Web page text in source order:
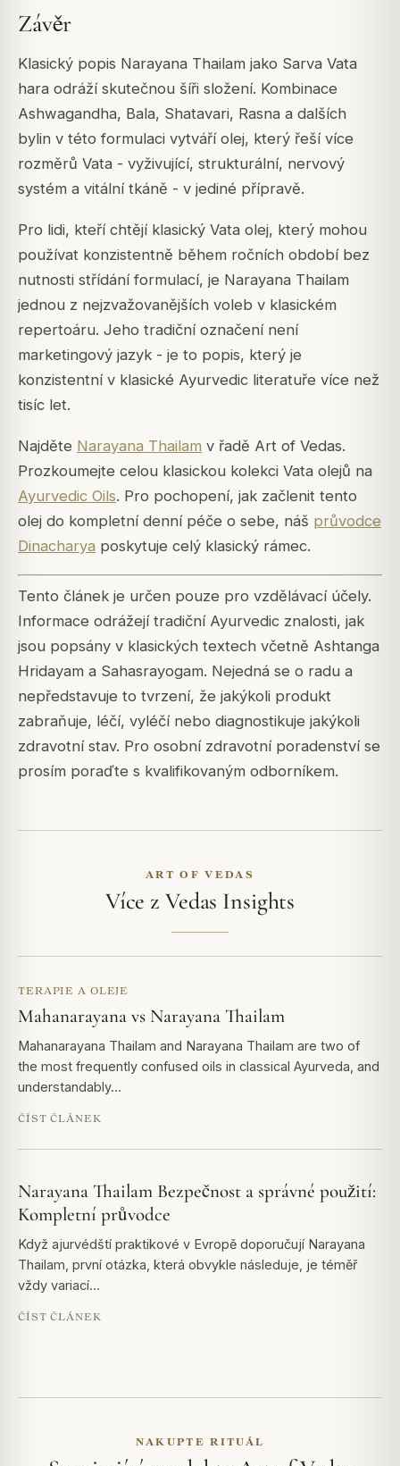
Závěr
Klasický popis Narayana Thailam jako Sarva Vata
hara odráží skutečnou šíři složení. Kombinace
Ashwagandha, Bala, Shatavari, Rasna a dalších
bylin v této formulaci vytváří olej, který řeší více
rozměrů Vata - vyživující, strukturální, nervový
systém a vitální tkáně - v jediné přípravě.
Pro lidi, kteří chtějí klasický Vata olej, který mohou
používat konzistentně během ročních období bez
nutnosti střídání formulací, je Narayana Thailam
jednou z nejzvažovanějších voleb v klasickém
repertoáru. Jeho tradiční označení není
marketingový jazyk - je to popis, který je
konzistentní v klasické Ayurvedic literatuře více než
tisíc let.
Najděte Narayana Thailam v řadě Art of Vedas.
Prozkoumejte celou klasickou kolekci Vata olejů na
Ayurvedic Oils. Pro pochopení, jak začlenit tento
olej do kompletní denní péče o sebe, náš průvodce
Dinacharya poskytuje celý klasický rámec.
Tento článek je určen pouze pro vzdělávací účely.
Informace odrážejí tradiční Ayurvedic znalosti, jak
jsou popsány v klasických textech včetně Ashtanga
Hridayam a Sahasrayogam. Nejedná se o radu a
nepředstavuje to tvrzení, že jakýkoli produkt
zabraňuje, léčí, vyléčí nebo diagnostikuje jakýkoli
zdravotní stav. Pro osobní zdravotní poradenství se
prosím poraďte s kvalifikovaným odborníkem.
ART OF VEDAS
Více z Vedas Insights
TERAPIE A OLEJE
Mahanarayana vs Narayana Thailam
Mahanarayana Thailam and Narayana Thailam are two of
the most frequently confused oils in classical Ayurveda, and
understandably…
ČÍST ČLÁNEK
Narayana Thailam Bezpečnost a správné použití:
Kompletní průvodce
Když ajurvédští praktikové v Evropě doporučují Narayana
Thailam, první otázka, která obvykle následuje, je téměř
vždy variací…
ČÍST ČLÁNEK
NAKUPTE RITUÁL